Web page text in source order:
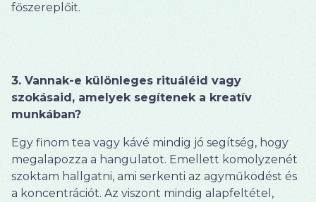
főszereplőit.
3. Vannak-e különleges rituáléid vagy
szokásaid, amelyek segítenek a kreatív
munkában?
Egy finom tea vagy kávé mindig jó segítség, hogy
megalapozza a hangulatot. Emellett komolyzenét
szoktam hallgatni, ami serkenti az agyműködést és
a koncentrációt. Az viszont mindig alapfeltétel,